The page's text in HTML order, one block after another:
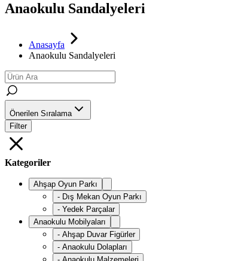
Anaokulu Sandalyeleri
Anasayfa
Anaokulu Sandalyeleri
Önerilen Sıralama
Filter
Kategoriler
Ahşap Oyun Parkı
- Dış Mekan Oyun Parkı
- Yedek Parçalar
Anaokulu Mobilyaları
- Ahşap Duvar Figürler
- Anaokulu Dolapları